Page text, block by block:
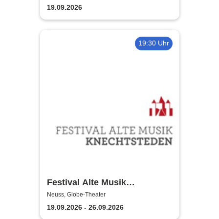
19.09.2026
19:30 Uhr
Festival Alte Musik
Knechtsteden
Neuss, Globe-Theater
19.09.2026 - 26.09.2026